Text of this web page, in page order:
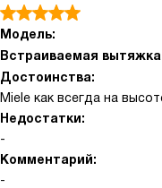
Модель:
Встраиваемая вытяжка
Достоинства:
Miele как всегда на
Недостатки:
-
Комментарий:
-